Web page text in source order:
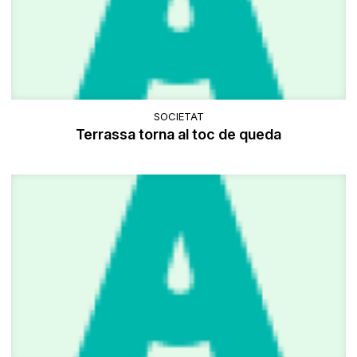
SOCIETAT
Terrassa torna al toc de queda